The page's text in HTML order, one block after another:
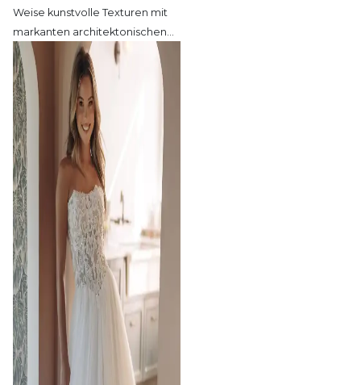
Weise kunstvolle Texturen mit
markanten architektonischen